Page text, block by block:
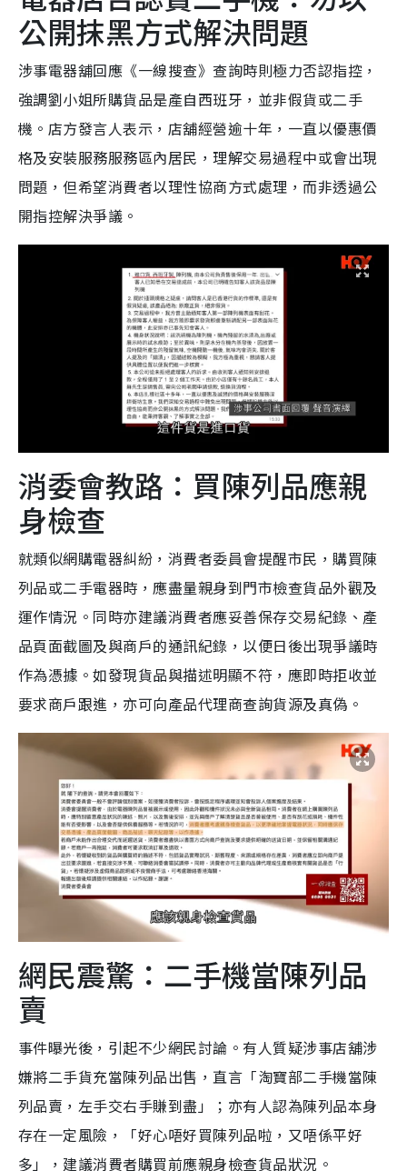
公開抹黑方式解決問題
涉事電器舖回應《一線搜查》查詢時則極力否認指控，
強調劉小姐所購貨品是產自西班牙，並非假貨或二手
機。店方發言人表示，店舖經營逾十年，一直以優惠價
格及安裝服務服務區內居民，理解交易過程中或會出現
問題，但希望消費者以理性協商方式處理，而非透過公
開指控解決爭議。
消委會教路：買陳列品應親
身檢查
就類似網購電器糾紛，消費者委員會提醒市民，購買陳
列品或二手電器時，應盡量親身到門市檢查貨品外觀及
運作情況。同時亦建議消費者應妥善保存交易紀錄、產
品頁面截圖及與商戶的通訊紀錄，以便日後出現爭議時
作為憑據。如發現貨品與描述明顯不符，應即時拒收並
要求商戶跟進，亦可向產品代理商查詢貨源及真偽。
網民震驚：二手機當陳列品
賣
事件曝光後，引起不少網民討論。有人質疑涉事店舖涉
嫌將二手貨充當陳列品出售，直言「淘寶部二手機當陳
列品賣，左手交右手賺到盡」；亦有人認為陳列品本身
存在一定風險，「好心唔好買陳列品啦，又唔係平好
多」，建議消費者購買前應親身檢查貨品狀況。